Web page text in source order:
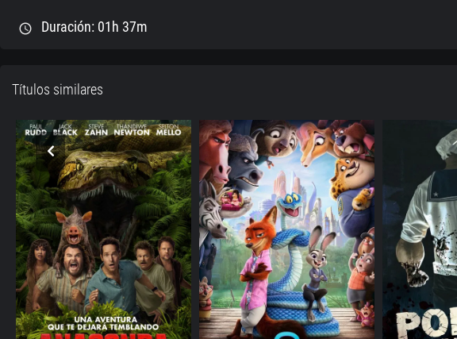
schedule Duración: 01h 37m
Títulos similares